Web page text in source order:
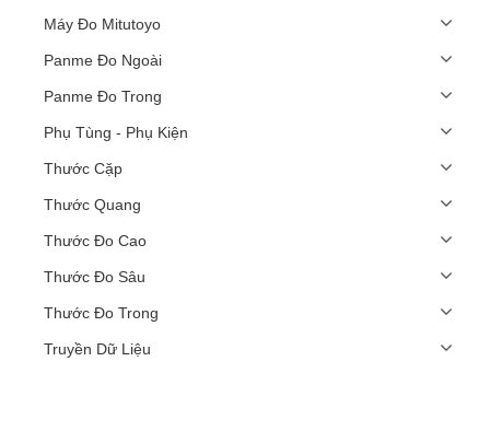
Máy Đo Mitutoyo
Panme Đo Ngoài
Panme Đo Trong
Phụ Tùng - Phụ Kiện
Thước Cặp
Thước Quang
Thước Đo Cao
Thước Đo Sâu
Thước Đo Trong
Truyền Dữ Liệu